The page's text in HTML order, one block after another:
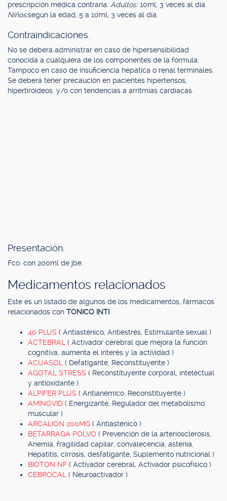
prescripción médica contraria. Adultos:10ml, 3 veces al día.
Niños:según la edad, 5 a 10ml, 3 veces al día.
Contraindicaciones.
No se deberá administrar en caso de hipersensibilidad
conocida a cualquiera de los componentes de la fórmula.
Tampoco en caso de insuficiencia hepática o renal terminales.
Se deberá tener precaución en pacientes hipertensos,
hipertiroideos, y/o con tendencias a arritmias cardíacas.
Presentación.
Fco. con 200ml de jbe.
Medicamentos relacionados
Este es un listado de algunos de los medicamentos, fármacos
relacionados con TONICO INTI
40 PLUS ( Antiasténico, Antiestrés, Estimulante sexual )
ACTEBRAL ( Activador cerebral que mejora la función
cognitiva, aumenta el interés y la actividad )
ACUASOL ( Defatigante, Reconstituyente )
AGOTAL STRESS ( Reconstituyente corporal, intelectual
y antioxidante )
ALPIFER PLUS ( Antianémico, Reconstituyente )
AMINOVID ( Energizante, Regulador del metabolismo
muscular )
ARCALION 200MG ( Antiasténico )
BETARRAGA POLVO ( Prevención de la arteriosclerosis,
Anemia, fragilidad capilar, convalecencia, astenia,
Hepatitis, cirrosis, desfatigante, Suplemento nutricional )
BIOTON NF ( Activador cerebral, Activador psicofísico )
CEBROCAL ( Neuroactivador )